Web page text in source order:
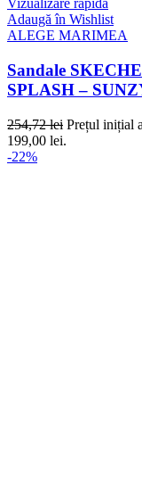
Vizualizare rapidă
Adaugă în Wishlist
ALEGE MARIMEA
Sandale
SPLASH –
254,72lei Prețul inițial
199,00 lei.
-22%